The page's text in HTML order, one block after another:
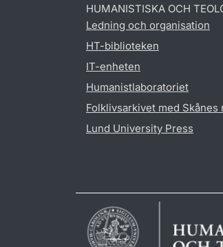
HUMANISTISKA OCH
Ledning och organisation
HT-biblioteken
IT-enheten
Humanistlaboratoriet
Folklivsarkivet med Skånes
Lund University Press